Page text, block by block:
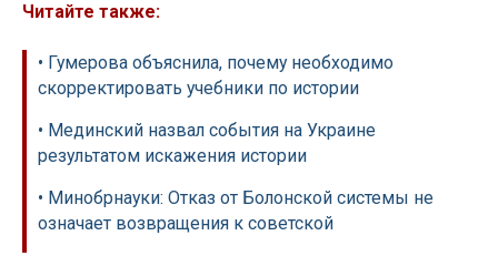
Читайте также:
• Гумерова объяснила, почему необходимо
скорректировать учебники по истории
• Мединский назвал события на Украине
результатом искажения истории
• Минобрнауки: Отказ от Болонской системы не
означает возвращения к советской